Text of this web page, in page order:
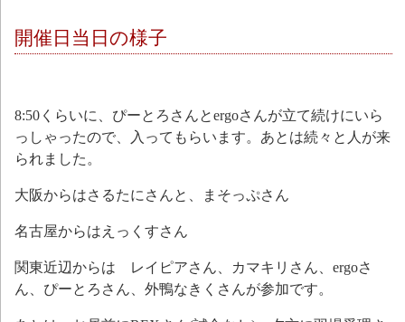
開催日当日の様子
8:50くらいに、ぴーとろさんとergoさんが立て続けにいら
っしゃったので、入ってもらいます。あとは続々と人が来
られました。
大阪からはさるたにさんと、まそっぷさん
名古屋からはえっくすさん
関東近辺からは レイピアさん、カマキリさん、ergoさ
ん、ぴーとろさん、外鴨なきくさんが参加です。